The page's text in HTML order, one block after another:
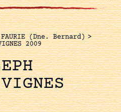
(Dne. Bernard) >
2009